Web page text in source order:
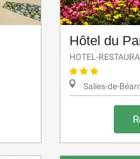
Hôtel du
HOTEL-
Salies-de-